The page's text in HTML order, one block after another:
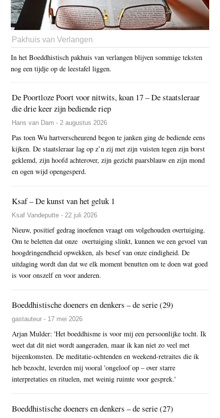
Pakhuis van Verlangen
In het Boeddhistisch pakhuis van verlangen blijven sommige teksten
nog een tijdje op de leestafel liggen.
De Poortloze Poort voor nitwits, koan 17 – De staatsleraar
die drie keer zijn bediende riep
Hans van Dam - 2 augustus 2026
Pas toen Wu hartverscheurend begon te janken ging de bediende eens
kijken. De staatsleraar lag op z’n zij met zijn vuisten tegen zijn borst
geklemd, zijn hoofd achterover, zijn gezicht paarsblauw en zijn mond
en ogen wijd opengesperd.
Ksaf – De kunst van het geluk 1
Ksaf Vandeputte - 22 juli 2026
Nieuw, positief gedrag inoefenen vraagt om volgehouden overtuiging.
Om te beletten dat onze overtuiging slinkt, kunnen we een gevoel van
hoogdringendheid opwekken, als besef van onze eindigheid. De
uitdaging wordt dan dat we elk moment benutten om te doen wat goed
is voor onszelf en voor anderen.
Boeddhistische doeners en denkers – de serie (29)
gastauteur - 17 mei 2026
Arjan Mulder: 'Het boeddhisme is voor mij een persoonlijke tocht. Ik
weet dat dit niet wordt aangeraden, maar ik kan niet zo veel met
bijeenkomsten. De meditatie-ochtenden en weekend-retraites die ik
heb bezocht, leverden mij vooral 'ongeloof op – over starre
interpretaties en rituelen, met weinig ruimte voor gesprek.'
Boeddhistische doeners en denkers – de serie (27)